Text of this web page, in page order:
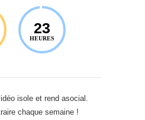
23
HEURES
isole et rend asocial.
chaque semaine !